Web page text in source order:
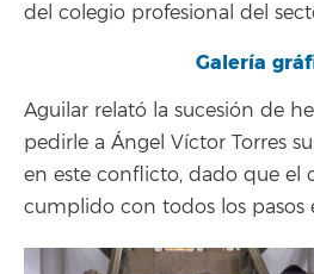
del colegio profesional del
Galería
Aguilar relató la sucesión de
pedirle a Ángel Víctor Torres
en este conflicto, dado que el
cumplido con todos los pasos